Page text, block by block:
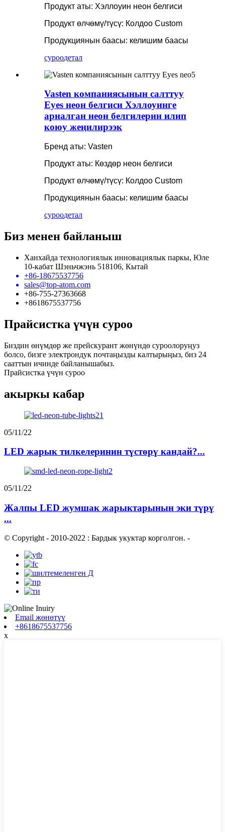
Продукт аты: Хэллоуин неон белгиси
Продукт өлчөмү/түсү: Колдоо Custom
Продукциянын баасы: келишим баасы
суроодетал
Vasten компаниясынын салттуу
Eyes неон белгиси Хэллоуинге
арналган неон белгилерин илип
коюу жеңилирээк
Бренд аты: Vasten
Продукт аты: Көздөр неон белгиси
Продукт өлчөмү/түсү: Колдоо Custom
Продукциянын баасы: келишим баасы
суроодетал
Биз менен байланыш
Ханхайда технологиялык инновациялык паркы, Юле
10-кабат Шэньчжэнь 518106, Кытай
+86-18675537756
sales@top-atom.com
+86-755-27363668
+8618675537756
Прайсистка үчүн суроо
Биздин өнүмдөр же прейскурант жөнүндө суроолоруңуз
болсо, бизге электрондук почтаңызды калтырыңыз, биз 24
сааттын ичинде байланышабыз.
Прайсистка үчүн суроо
акыркы кабар
05/11/22
LED жарык тилкелеринин түстөрү кандай?...
05/11/22
Жалпы LED жумшак жарыктарынын эки түрү
...
© Copyright - 2010-2022 : Бардык укуктар корголгон. -
Email жөнөтүү
+8618675537756
x